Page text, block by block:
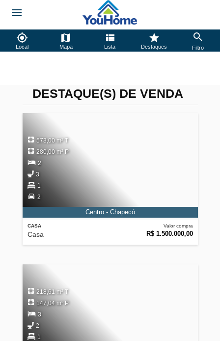
Local Mapa Lista Destaques Filtro
DESTAQUE(S) DE VENDA
CASA
Casa
Valor compra
R$ 1.500.000,00
573,00 m² T
280,00 m² P
2
3
1
2
Centro - Chapecó
218,61 m² T
147,04 m² P
3
2
1